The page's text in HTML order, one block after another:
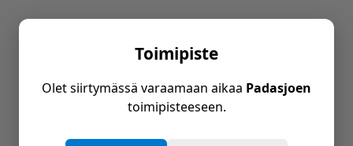
Toimipiste
Olet siirtymässä varaamaan aikaa Padasjoen
toimipisteeseen.